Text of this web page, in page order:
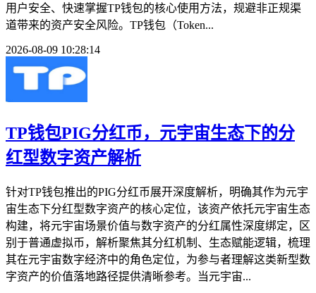
用户安全、快速掌握TP钱包的核心使用方法，规避非正规渠
道带来的资产安全风险。TP钱包（Token...
2026-08-09 10:28:14
TP钱包PIG分红币，元宇宙生态下的分
红型数字资产解析
针对TP钱包推出的PIG分红币展开深度解析，明确其作为元宇
宙生态下分红型数字资产的核心定位，该资产依托元宇宙生态
构建，将元宇宙场景价值与数字资产的分红属性深度绑定，区
别于普通虚拟币，解析聚焦其分红机制、生态赋能逻辑，梳理
其在元宇宙数字经济中的角色定位，为参与者理解这类新型数
字资产的价值落地路径提供清晰参考。当元宇宙...